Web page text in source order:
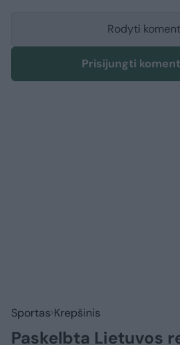
Rodyti
Prisijungti
Sportas Krepšinis
Paskelbta Lietuvos